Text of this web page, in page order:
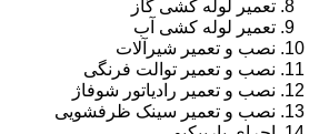
تعمیر لوله کشی گاز
تعمیر لوله کشی آب
نصب و تعمیر شیرآلات
نصب و تعمیر توالت فرنگی
نصب و تعمیر رادیاتور شوفاژ
نصب و تعمیر سینک ظرفشویی